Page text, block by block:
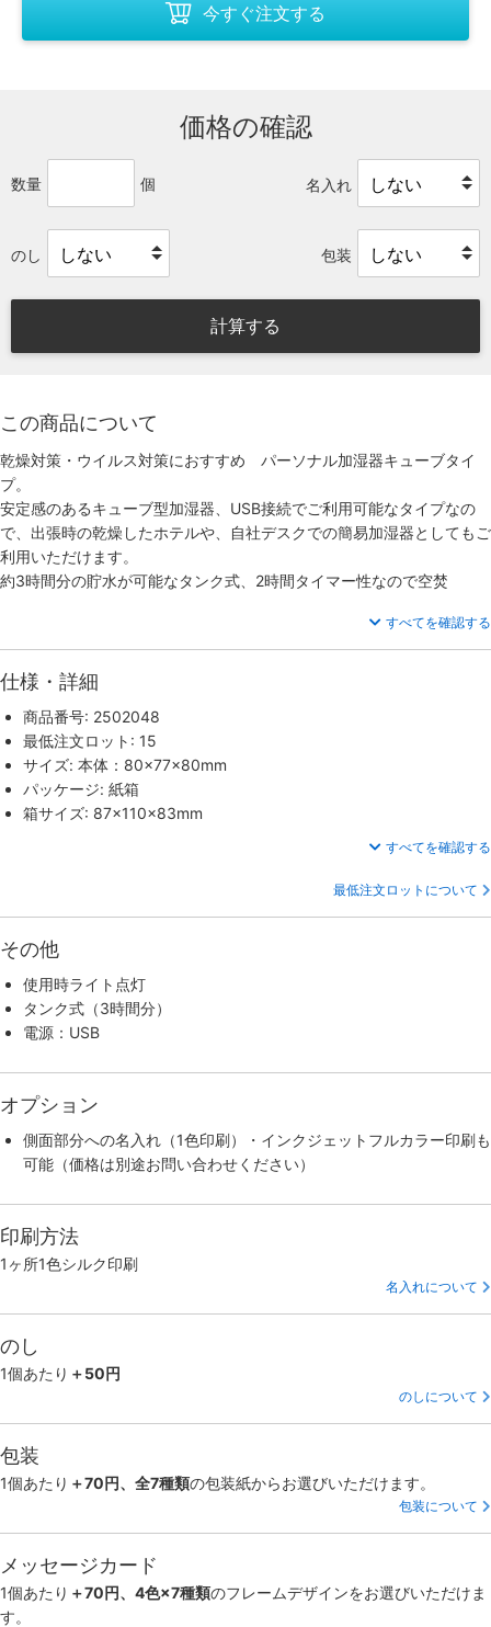
今すぐ注文する
価格の確認
数量 個 名入れ
のし 包装
計算する
この商品について
乾燥対策・ウイルス対策におすすめ パーソナル加湿器キューブタイ
プ。
安定感のあるキューブ型加湿器、USB接続でご利用可能なタイプなの
で、出張時の乾燥したホテルや、自社デスクでの簡易加湿器としてもご
利用いただけます。
約3時間分の貯水が可能なタンク式、2時間タイマー性なので空焚
すべてを確認する
仕様・詳細
商品番号: 2502048
最低注文ロット: 15
サイズ: 本体：80×77×80mm
パッケージ: 紙箱
箱サイズ: 87×110×83mm
すべてを確認する
最低注文ロットについて
その他
使用時ライト点灯
タンク式（3時間分）
電源：USB
オプション
側面部分への名入れ（1色印刷）・インクジェットフルカラー印刷も
可能（価格は別途お問い合わせください）
印刷方法
1ヶ所1色シルク印刷
名入れについて
のし
1個あたり ＋50円
のしについて
包装
1個あたり ＋70円、全7種類の包装紙からお選びいただけます。
包装について
メッセージカード
1個あたり ＋70円、4色×7種類のフレームデザインをお選びいただけま
す。